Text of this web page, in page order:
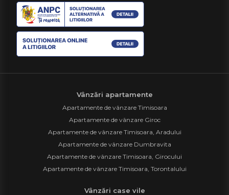
Vânzări apartamente
Apartamente de vânzare Timisoara
Apartamente de vânzare Giroc
Apartamente de vânzare Timisoara, Aradului
Apartamente de vânzare Dumbravita
Apartamente de vânzare Timisoara, Girocului
Apartamente de vânzare Timisoara, Torontalului
Vânzări case vile